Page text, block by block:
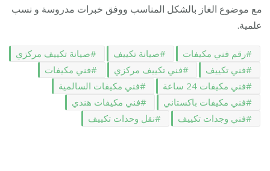
مع موضوع الغاز بالشكل المناسب ووفق خبرات مدروسة و نسب
علمية.
رقم فني مكيفات صيانة تكييف
صيانة تكييف مركزي
فني تكييف
فني تكييف مركزي
فني مكيفات
فني مكيفات 24 ساعة
فني مكيفات السالمية
فني مكيفات باكستاني
فني مكيفات هندي
فني وجدات تكييف
نقل وحدات تكييف